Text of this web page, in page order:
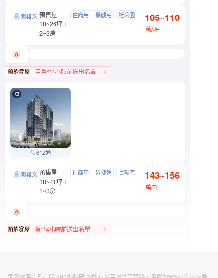
中研硯 南港區 舊莊街一段
預售屋
18~26坪
2~3房
住商用 景觀宅
近公園
105~110
萬/坪
用戶**4小時前送出名單
612通
吉祥．如藝信義區 基隆路一段89號
預售屋
18~41坪
1~3房
住商用 近捷運
景觀宅
143~156
萬/坪
蔡**4小時前送出名單